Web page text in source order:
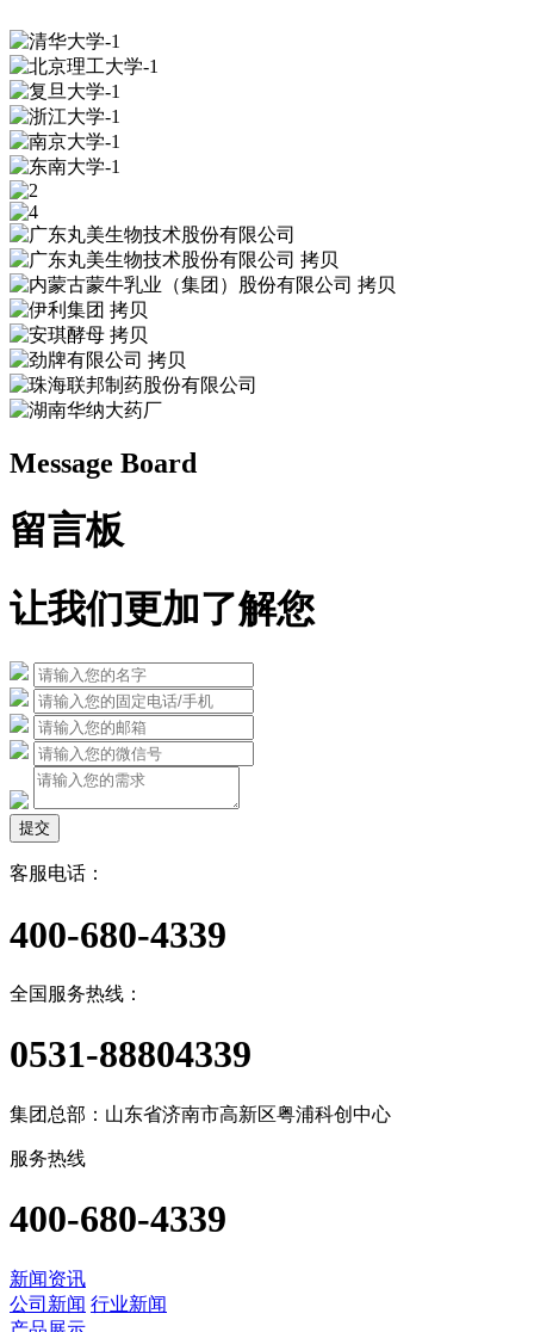
Message Board
留言板
让我们更加了解您
提交
客服电话：
400-680-4339
全国服务热线：
0531-88804339
集团总部：山东省济南市高新区粤浦科创中心
服务热线
400-680-4339
新闻资讯
公司新闻 行业新闻